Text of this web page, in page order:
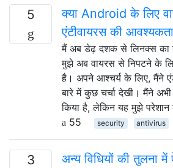
5
क्या Android के लिए
एंटीवायरस की
मैं अब डेढ़ दशक से लिनक्स का
मुझे अब वायरस से निपटने के
है। अपने आश्चर्य के लिए, मैंने
बारे में कुछ चर्चा देखी। मैंने
किया है, लेकिन यह मुझे
55
security antivirus
3
अन्य विधियों की तुलना